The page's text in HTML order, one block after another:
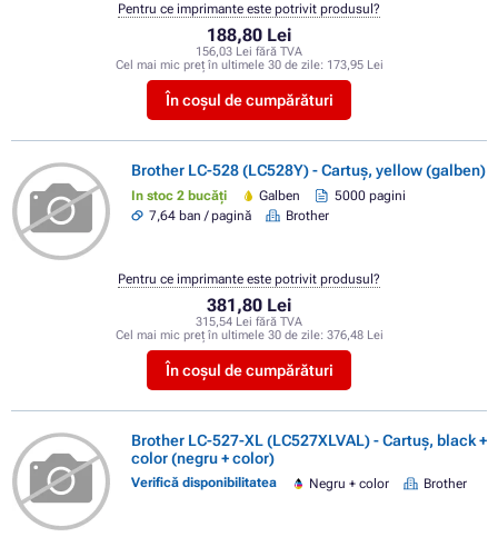
188,80 Lei
156,03 Lei fără TVA
Cel mai mic preț în ultimele 30 de zile: 173,95 Lei
În coșul de cumpărături
Pentru ce imprimante este potrivit produsul?
Brother LC-528 (LC528Y) - Cartuș, yellow (galben)
In stoc 2 bucăți Galben
5000 pagini
7,64 ban / pagină
Brother
381,80 Lei
315,54 Lei fără TVA
Cel mai mic preț în ultimele 30 de zile: 376,48 Lei
În coșul de cumpărături
Pentru ce imprimante este potrivit produsul?
Brother LC-527-XL (LC527XLVAL) - Cartuș, black +
color (negru + color)
Verifică disponibilitatea Negru + color Brother